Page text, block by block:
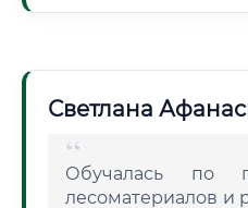
Светлана
Обучалась по
лесоматериалов и